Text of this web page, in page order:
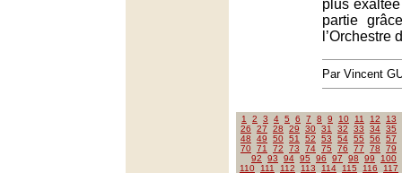
plus
partie
l’Orchestre
Par Vincent
1 2 3 4 5 6 7 8 9 10 11 12
13
26
27 28 29 30 31 32 33 34 35
48
49 50 51 52 53 54 55 56
57
70 71 72 73 74 75 76 77 78
79
92
93 94 95 96 97 98 99
100
110
111 112 113 114 115 116
117